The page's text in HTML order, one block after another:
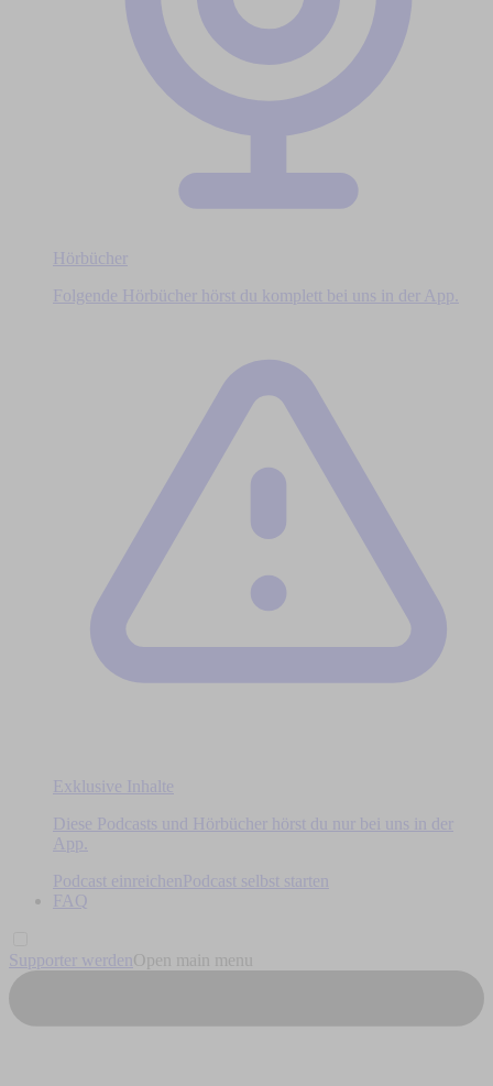
Hörbücher
Folgende Hörbücher hörst du komplett bei uns in der App.
Exklusive Inhalte
Diese Podcasts und Hörbücher hörst du nur bei uns in der
App.
Podcast einreichen
Podcast selbst starten
FAQ
Supporter werden Open main menu